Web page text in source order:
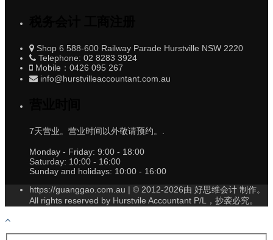
Shop 6 588-600 Railway Parade Hurstville NSW 2220
Telephone: 02 8283 3924
Mobile：0426 095 267
info@hurstvilleaccountant.com.au
7天营业。营业时间以外敬请预约。.
Monday - Friday: 9:00 - 18:00
Saturday: 10:00 - 16:00
Sunday and holidays: 10:00 - 16:00
https://guanggao.com.au | © 2012-2026由 好思维会计 制作。
All rights reserved by Hurstvile Accountant P/L，抄袭必究。